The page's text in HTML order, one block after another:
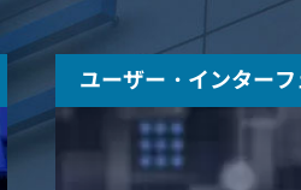
ユーザー・インター